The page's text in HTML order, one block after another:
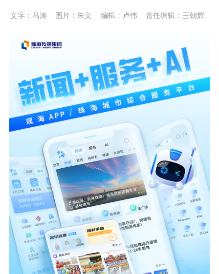
文字：马涛 图片：朱文 编辑：卢伟 责任编辑：王朝辉